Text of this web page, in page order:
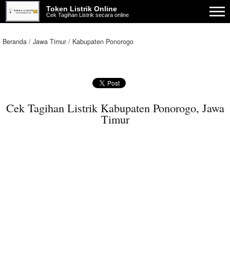
Token Listrik Online
Cek Tagihan Listrik secara online
Beranda Jawa Timur Kabupaten Ponorogo
Cek Tagihan Listrik Kabupaten Ponorogo, Jawa
Timur